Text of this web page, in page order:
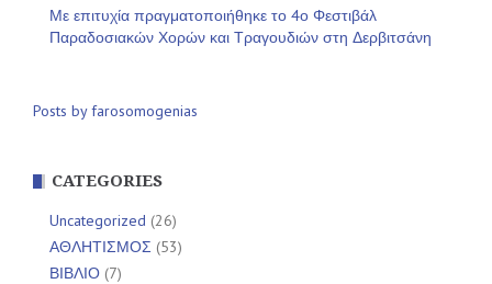
Με επιτυχία πραγματοποιήθηκε το 4ο Φεστιβάλ
Παραδοσιακών Χορών και Τραγουδιών στη Δερβιτσάνη
Posts by farosomogenias
CATEGORIES
Uncategorized (26)
ΑΘΛΗΤΙΣΜΟΣ (53)
ΒΙΒΛΙΟ (7)